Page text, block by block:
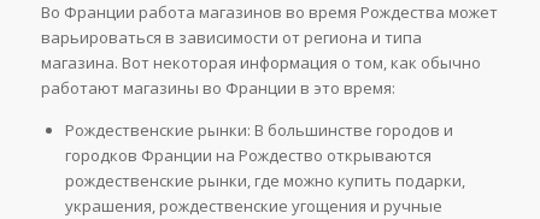
Во Франции работа магазинов во время Рождества может
варьироваться в зависимости от региона и типа
магазина. Вот некоторая информация о том, как обычно
работают магазины во Франции в это время:
Рождественские рынки: В большинстве городов и
городков Франции на Рождество открываются
рождественские рынки, где можно купить подарки,
украшения, рождественские угощения и ручные